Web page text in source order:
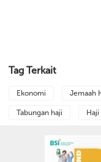
Tag Terkait
Ekonomi Jemaah
Tabungan haji